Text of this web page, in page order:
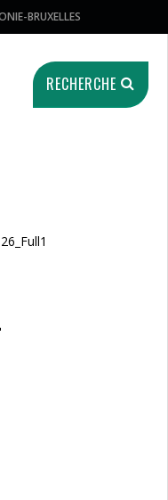
BRUXELLES
RECHERCHE